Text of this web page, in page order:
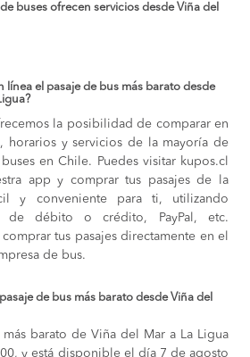
buses ofrecen servicios desde Viña del
línea el pasaje de bus más barato desde
la posibilidad de comparar en
horarios y servicios de la mayoría de
en Chile. Puedes visitar kupos.cl
app y comprar tus pasajes de la
y conveniente para ti, utilizando
de débito o crédito, PayPal, etc.
comprar tus pasajes directamente en el
de bus.
de bus más barato desde Viña del
más barato de Viña del Mar a La Ligua
y está disponible el día 7 de agosto